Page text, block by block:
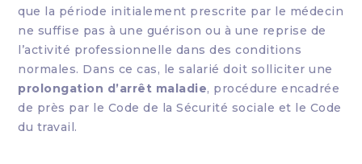
que la période initialement prescrite par le médecin
ne suffise pas à une guérison ou à une reprise de
l’activité professionnelle dans des conditions
normales. Dans ce cas, le salarié doit solliciter une
prolongation d’arrêt maladie, procédure encadrée
de près par le Code de la Sécurité sociale et le Code
du travail.